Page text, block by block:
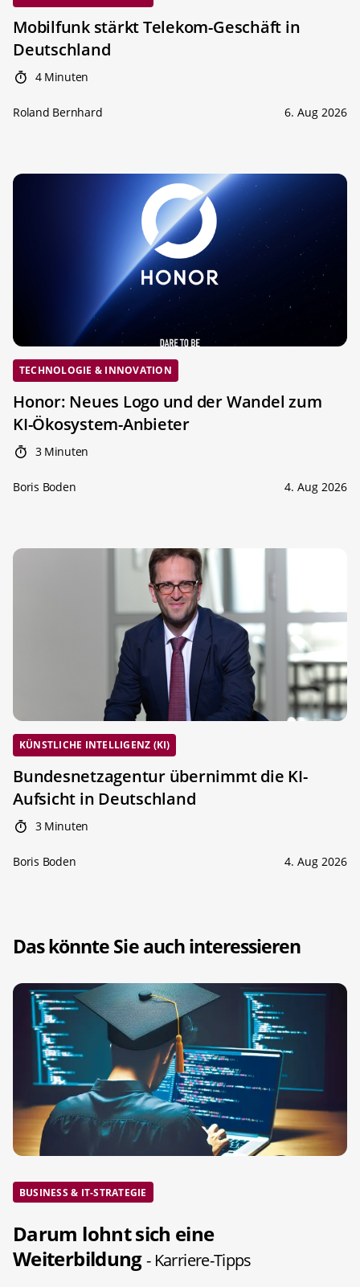
Mobilfunk stärkt Telekom-Geschäft in
Deutschland
4 Minuten
Roland Bernhard 6. Aug 2026
TECHNOLOGIE & INNOVATION
Honor: Neues Logo und der Wandel zum
KI-Ökosystem-Anbieter
3 Minuten
Boris Boden 4. Aug 2026
KÜNSTLICHE INTELLIGENZ (KI)
Bundesnetzagentur übernimmt die KI-
Aufsicht in Deutschland
3 Minuten
Boris Boden 4. Aug 2026
Das könnte Sie auch interessieren
BUSINESS & IT-STRATEGIE
Darum lohnt sich eine
Weiterbildung- Karriere-Tipps